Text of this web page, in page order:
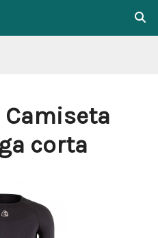
Camiseta
corta